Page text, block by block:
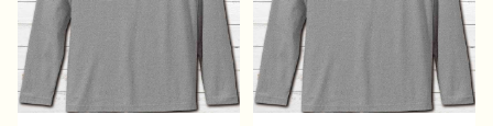
ボ グッズ 長袖Tシャ
ツ ロングTシャツ タイト
ル：牛平民（ホワイト） 作：
んごミック C-3
ボ グッズ 長袖Tシャ
ツ ロングTシャツ タイト
ル：豚王族（ホワイト） 作：
んごミック C-3